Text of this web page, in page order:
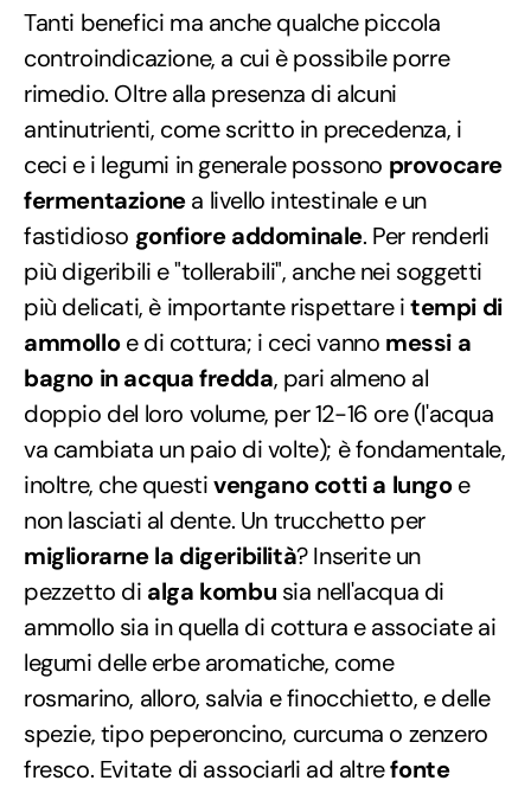
Tanti benefici ma anche qualche piccola
controindicazione, a cui è possibile porre
rimedio. Oltre alla presenza di alcuni
antinutrienti, come scritto in precedenza, i
ceci e i legumi in generale possono provocare
fermentazionea livello intestinale e un
fastidioso gonfiore addominale. Per renderli
più digeribili e "tollerabili", anche nei soggetti
più delicati, è importante rispettare itempi di
ammolloe di cottura; i ceci vanno messi a
bagno in acqua fredda, pari almeno al
doppio del loro volume, per 12-16 ore (l'acqua
va cambiata un paio di volte); è fondamentale,
inoltre, che questivengano cotti a lungoe
non lasciati al dente. Un trucchetto per
migliorarne la digeribilità? Inserite un
pezzetto di alga kombu sia nell'acqua di
ammollo sia in quella di cottura e associate ai
legumi delle erbe aromatiche, come
rosmarino, alloro, salvia e finocchietto, e delle
spezie, tipo peperoncino, curcuma o zenzero
fresco. Evitate di associarli ad altrefonte